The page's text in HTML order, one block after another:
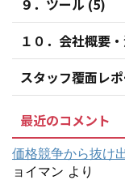
９．ツール (5)
１０．会社概要
スタッフ覆面レ
最近のコメント
価格競争から抜け
ョイマン より